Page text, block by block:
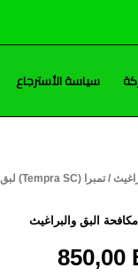
سياسة الأسترجاع
البق والبراغيث
850,00
السعر
الحالي
هو: